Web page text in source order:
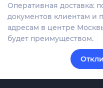
Оперативная доставка:
документов клиентам и
адресам в центре
будет преимуществом.